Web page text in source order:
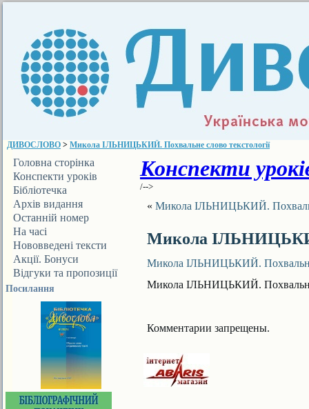
ДИВОСЛОВО > Микола ІЛЬНИЦЬКИЙ. Похвальне слово текстології
Головна сторінка
Конспекти уроків
Бібліотечка
ДИВОСЛОВА
Архів видання
Останній номер
На часі
Нововведені тексти
Акції. Бонуси
Відгуки та пропозиції
Посилання
Конспекти
/-->
« Микола ІЛЬНИЦЬКИЙ.
Микола
Микола ІЛЬНИЦЬКИЙ. Похвальне
Микола ІЛЬНИЦЬКИЙ. Похвальне
Комментарии запрещены.